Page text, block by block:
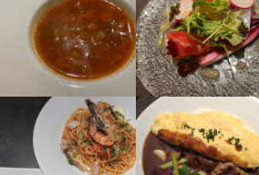
インバウンドのお客様も多いので
英語など語学も身に付きます！！
身に付くスキル
包丁さばき 盛り付け技術 カクテル技法 高級食
ワインの知識
焼酎の知識 ウイスキーの知識
リ